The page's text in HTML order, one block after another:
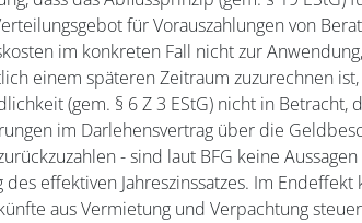
für Vorauszahlungen von
im konkreten Fall nicht zur
einem späteren Zeitraum zuzurechnen
(gem. § 6 Z 3 EStG) nicht in
im Darlehensvertrag über die
- sind laut BFG keine
effektiven Jahreszinssatzes. Im
aus Vermietung und Verpachtung